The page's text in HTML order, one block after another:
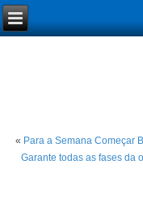
« Para a Semana Começar
Garante todas as fases da